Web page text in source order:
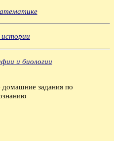
и биологии
задания по